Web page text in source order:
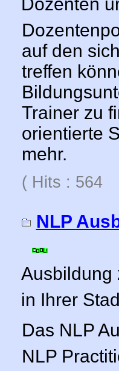
auf den
treffen
Trainer zu
orientierte
mehr.
( Hits : 564
NLP
Ausbildung
in Ihrer
Das NLP
NLP